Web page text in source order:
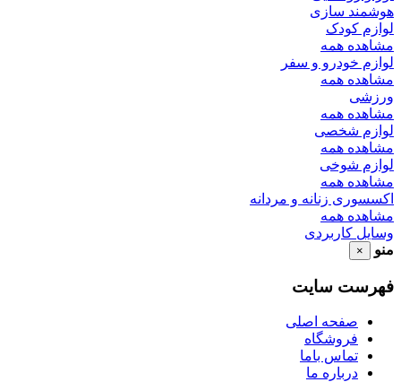
هوشمند سازی
لوازم کودک
مشاهده همه
لوازم خودرو و سفر
مشاهده همه
ورزشی
مشاهده همه
لوازم شخصی
مشاهده همه
لوازم شوخی
مشاهده همه
اکسسوری زنانه و مردانه
مشاهده همه
وسایل کاربردی
منو
×
فهرست سایت
صفحه اصلی
فروشگاه
تماس باما
درباره ما